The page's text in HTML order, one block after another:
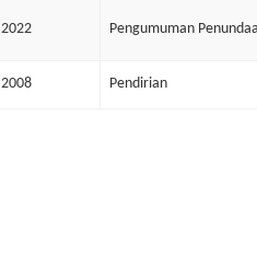
2022 Pengumuman
2008 Pendirian